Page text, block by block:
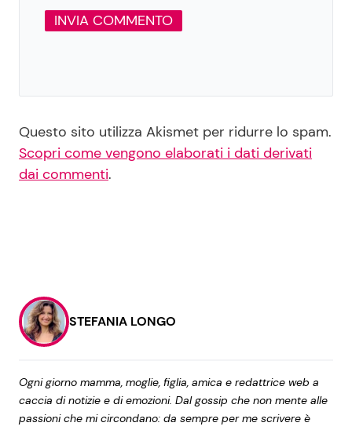
Questo sito utilizza Akismet per ridurre lo spam.
Scopri come vengono elaborati i dati derivati
dai commenti.
STEFANIA LONGO
Ogni giorno mamma, moglie, figlia, amica e redattrice web a
caccia di notizie e di emozioni. Dal gossip che non mente alle
passioni che mi circondano: da sempre per me scrivere è